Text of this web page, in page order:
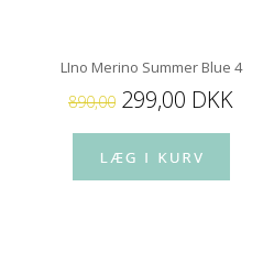
LIno Merino Summer Blue 4
890,00 299,00 DKK